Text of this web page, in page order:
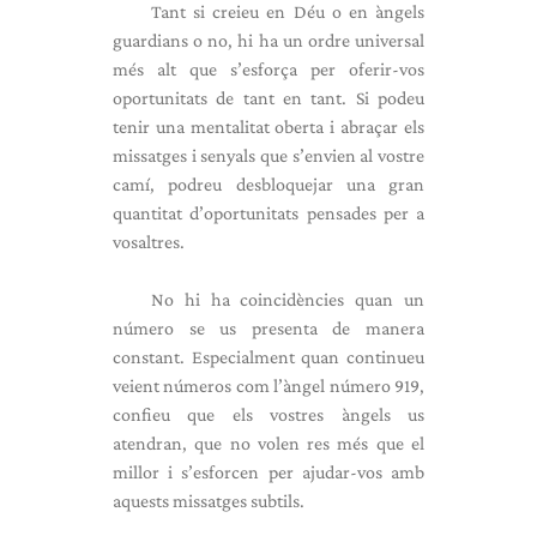
Tant si creieu en Déu o en àngels
guardians o no, hi ha un ordre universal
més alt que s’esforça per oferir-vos
oportunitats de tant en tant. Si podeu
tenir una mentalitat oberta i abraçar els
missatges i senyals que s’envien al vostre
camí, podreu desbloquejar una gran
quantitat d’oportunitats pensades per a
vosaltres.
No hi ha coincidències quan un
número se us presenta de manera
constant. Especialment quan continueu
veient números com l’àngel número 919,
confieu que els vostres àngels us
atendran, que no volen res més que el
millor i s’esforcen per ajudar-vos amb
aquests missatges subtils.